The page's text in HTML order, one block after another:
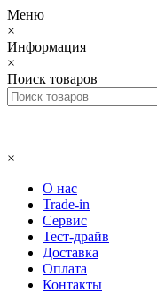
Меню
×
Информация
×
Поиск товаров
×
О нас
Trade-in
Сервис
Тест-драйв
Доставка
Оплата
Контакты